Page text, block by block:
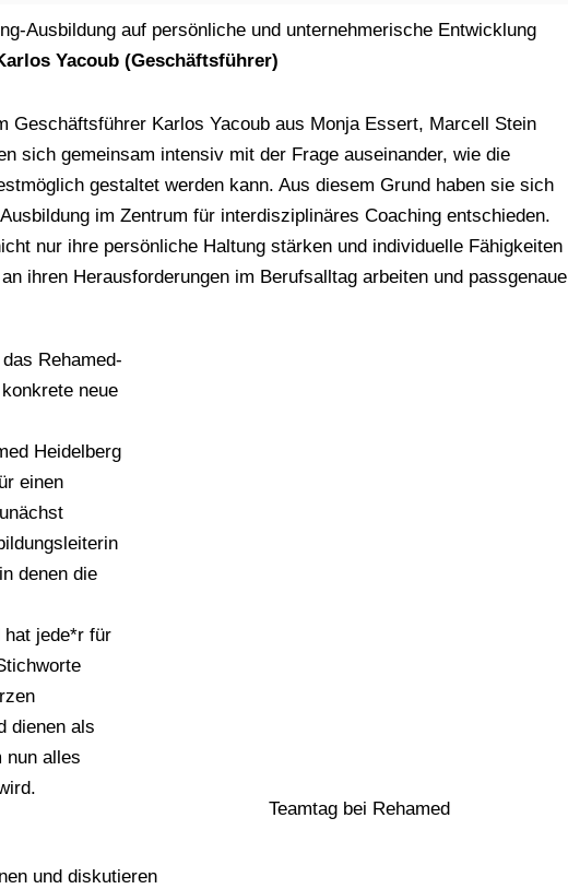
Ausbildung auf persönliche und unternehmerische Entwicklung
Yacoub (Geschäftsführer)
Geschäftsführer Karlos Yacoub aus Monja Essert, Marcell Stein
sich gemeinsam intensiv mit der Frage auseinander, wie die
gestaltet werden kann. Aus diesem Grund haben sie sich
im Zentrum für interdisziplinäres Coaching entschieden.
nur ihre persönliche Haltung stärken und individuelle Fähigkeiten
ihren Herausforderungen im Berufsalltag arbeiten und passgenaue
Rehamed-
neue
Heidelberg
einen
denen die
hat jede*r für
dienen als
nun alles
Teamtag bei Rehamed
und diskutieren